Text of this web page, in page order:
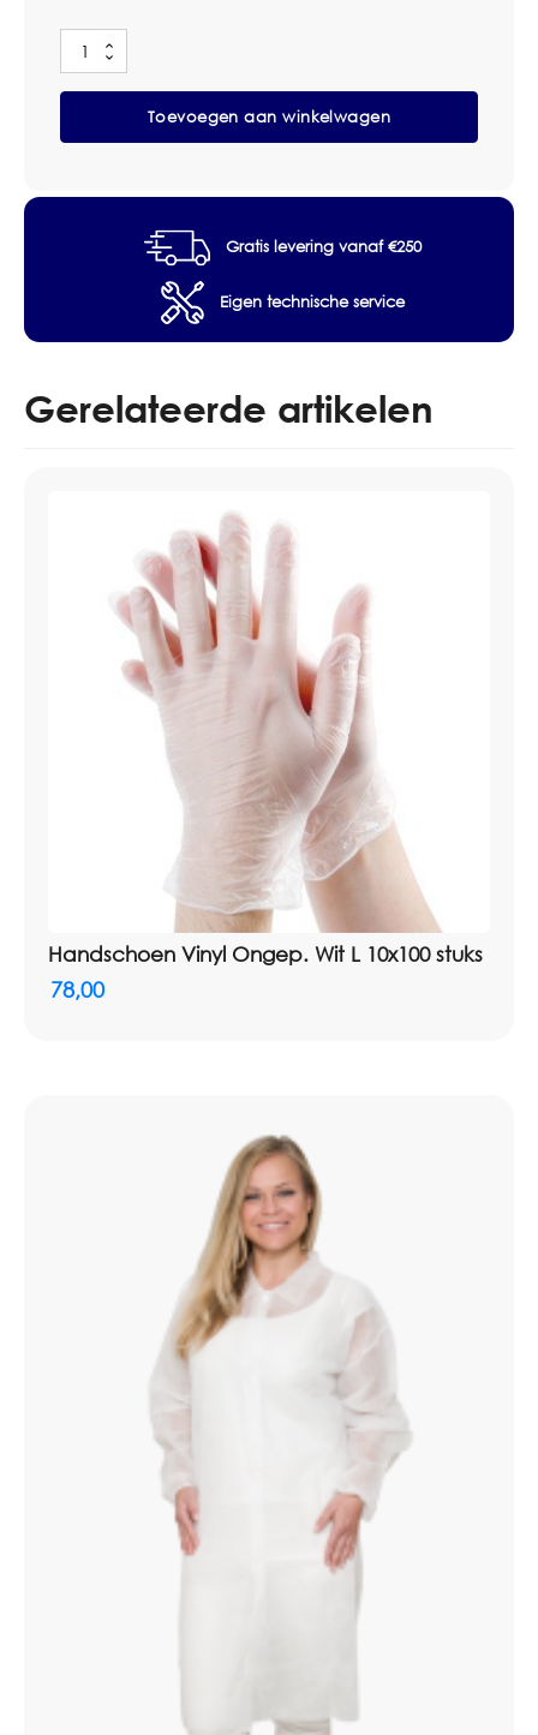
Specificaties
Productsoort: overschort
Materiaal: CPE
Overschort
CPE
met
114x117cm
Toevoegen aan winkelwagen
Gratis levering vanaf €250
Eigen technische service
Gerelateerde artikelen
Handschoen Vinyl Ongep. Wit L 10x100 stuks
78,00